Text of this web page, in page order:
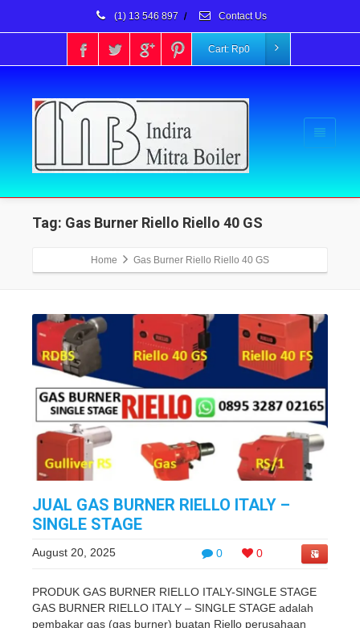
(1) 13 546 897 / Contact Us
Cart: Rp0
Tag: Gas Burner Riello Riello 40 GS
Home Gas Burner Riello Riello 40 GS
JUAL GAS BURNER RIELLO ITALY –
SINGLE STAGE
0 0
August 20, 2025
PRODUK GAS BURNER RIELLO ITALY-SINGLE STAGE
GAS BURNER RIELLO ITALY – SINGLE STAGE adalah
pembakar gas (gas burner) buatan Riello perusahaan